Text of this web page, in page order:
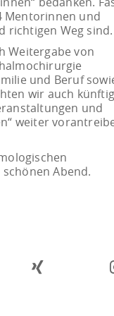
Mentorinnen und
richtigen Weg sind.
Weitergabe von
und Beruf
wir auch künftig
und
weiter
Abend.